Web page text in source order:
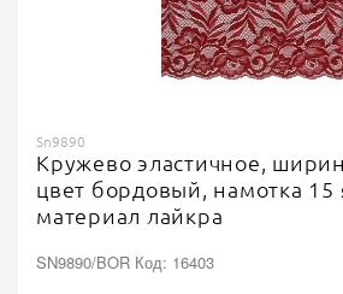
Sn9890
Кружево эластичное,
цвет бордовый, намотка 15
материал лайкра
SN9890/BOR Код: 16403